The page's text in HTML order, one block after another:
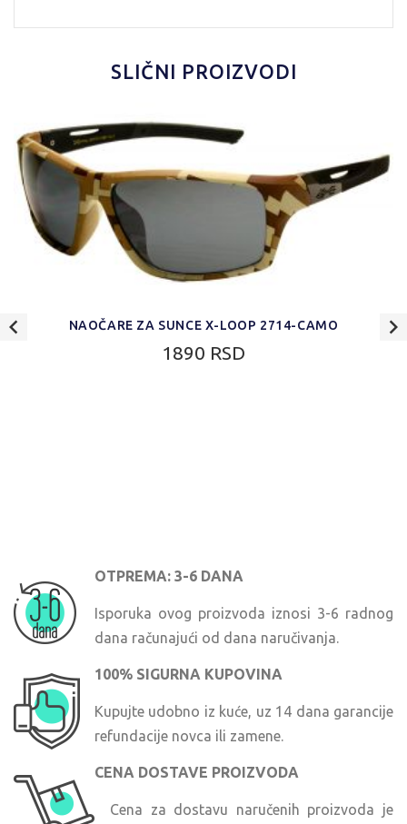
SLIČNI PROIZVODI
NAOČARE ZA SUNCE X-LOOP 2714-CAMO
1890 RSD
OTPREMA: 3-6 DANA
Isporuka ovog proizvoda iznosi 3-6 radnog
dana računajući od dana naručivanja.
100% SIGURNA KUPOVINA
Kupujte udobno iz kuće, uz 14 dana garancije
refundacije novca ili zamene.
CENA DOSTAVE PROIZVODA
Cena za dostavu naručenih proizvoda je